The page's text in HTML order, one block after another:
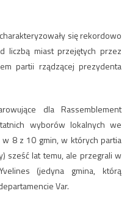
się rekordowo
liczbą miast przejętych przez
partii rządzącej prezydenta
dla Rassemblement
wyborów lokalnych we
w 8 z 10 gmin, w których partia
sześć lat temu, ale przegrali w
(jedyna gmina, którą
Var.